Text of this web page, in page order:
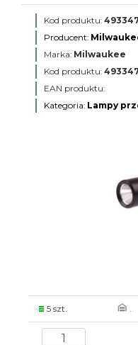
Kod produktu:
Producent:
Marka: Milwaukee
Kod produktu:
EAN produktu:
Kategoria: Lampy
5 szt. .